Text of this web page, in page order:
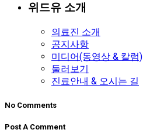
위드유 소개
의료진 소개
공지사항
미디어(동영상 & 칼럼)
둘러보기
진료안내 & 오시는 길
No Comments
Post A Comment